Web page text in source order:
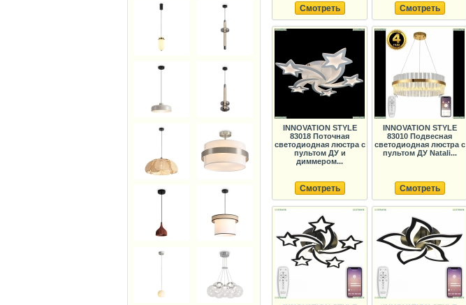
Смотреть Смотреть
INNOVATION STYLE
83018 Поточная
светодиодная люстра с
пультом ДУ и
диммером...
Смотреть
INNOVATION STYLE
83010 Подвесная
светодиодная люстра с
пультом ДУ Natali...
Смотреть